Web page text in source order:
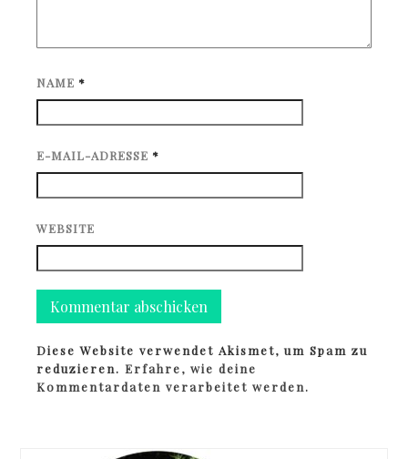
NAME *
E-MAIL-ADRESSE *
WEBSITE
Diese Website verwendet Akismet, um Spam zu
reduzieren.Erfahre, wie deine
Kommentardaten verarbeitet werden.